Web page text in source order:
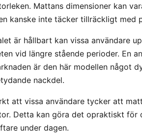
Mattans dimensioner kan
kanske inte täcker tillräckligt med
är hållbart kan vissa användare
vid längre stående perioder. En
är den här modellen något
nackdel.
att vissa användare tycker att
Detta kan göra det opraktiskt för
under dagen.